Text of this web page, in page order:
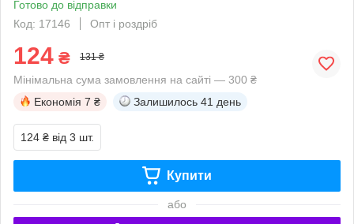
Готово до відправки
Код: 17146
Опт і роздріб
124 ₴ 131 ₴
Мінімальна сума замовлення на сайті — 300 ₴
Економія 7 ₴ Залишилось 41 день
124 ₴ від 3 шт.
Купити
або